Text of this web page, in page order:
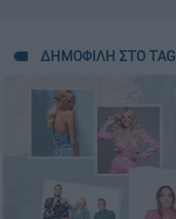
ΔΗΜΟΦΙΛΗ ΣΤΟ TAG